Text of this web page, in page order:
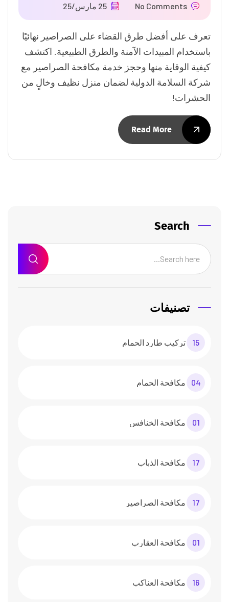
No Comments
25 مارس/25
تعرف على أفضل طرق القضاء على الصراصير نهائيًا
باستخدام المبيدات الآمنة والطرق الطبيعية. اكتشف
كيفية الوقاية منها وحجز خدمة مكافحة الصراصير مع
شركة السلامة الدولية لضمان منزل نظيف وخالٍ من
الحشرات!
Read More
Search
تصنيفات
تركيب طارد الحمام 15
مكافحة الحمام 04
مكافحة الخنافس 01
مكافحة الذباب 17
مكافحة الصراصير 17
مكافحة العقارب 01
مكافحة العناكب 16